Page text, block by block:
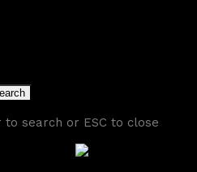
search or ESC to close